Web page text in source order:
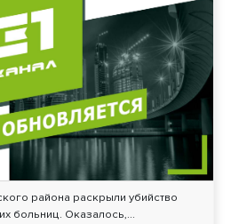
района раскрыли убийство
больниц. Оказалось,...